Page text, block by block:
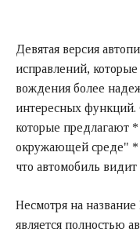
Девятая версия
исправлений,
вождения более
интересных функций.
которые предлагают
окружающей среде" *
что автомобиль
Несмотря на
является полностью